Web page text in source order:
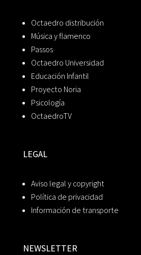
Octaedro distribución
Música y flamenco
Passos
Octaedro Universidad
Educación Infantil
Proyecto Noria
Psicología
OctaedroTV
LEGAL
Aviso legal y copyright
Política de privacidad
Información de transporte
NEWSLETTER